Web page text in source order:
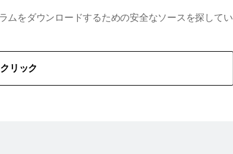
をダウンロードするための安全なソースを探してい
リック